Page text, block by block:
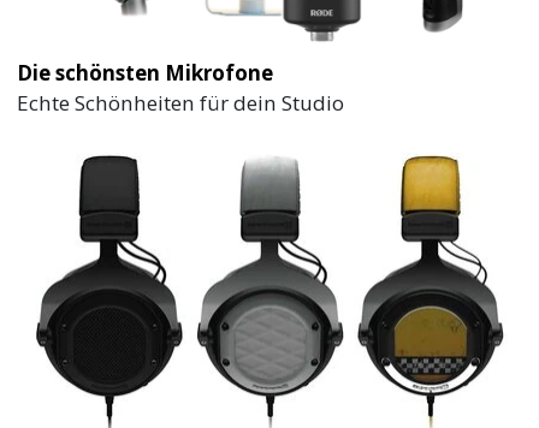
Die schönsten Mikrofone
Echte Schönheiten für dein Studio